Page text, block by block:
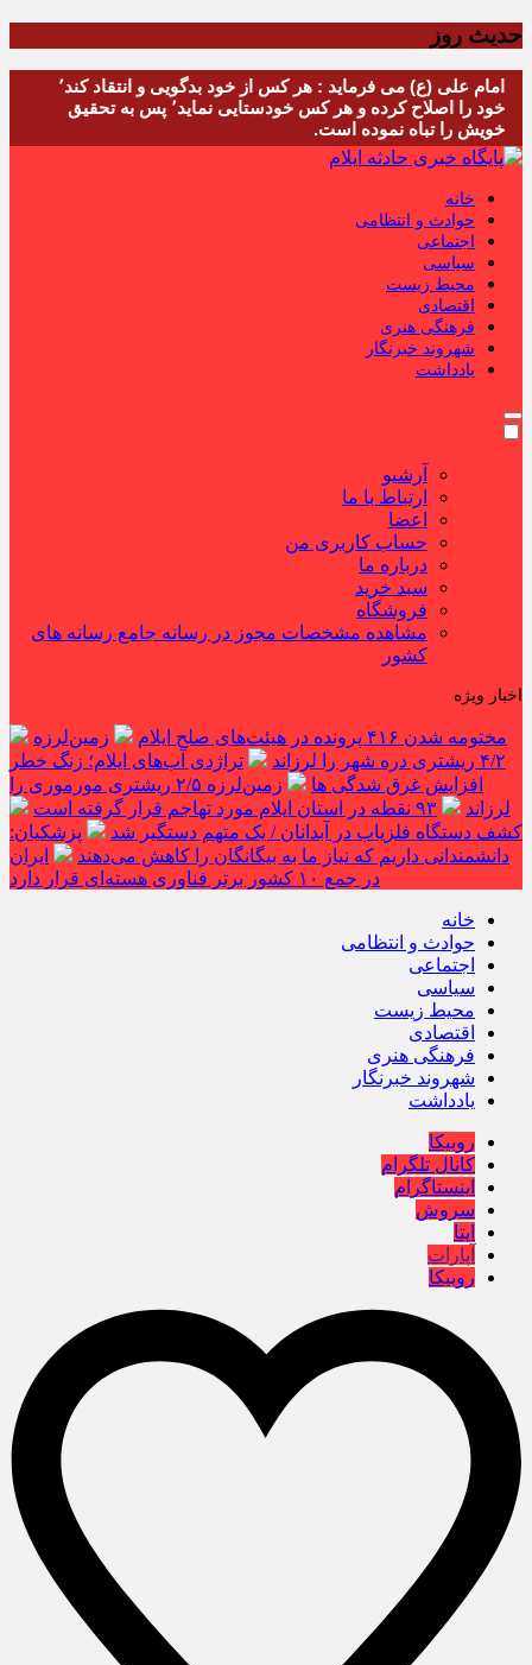
حدیث روز
امام علی (ع) می فرماید : هر کس از خود بدگویی و انتقاد کند٬
خود را اصلاح کرده و هر کس خودستایی نماید٬ پس به تحقیق
خویش را تباه نموده است.
خانه
حوادث و انتظامی
اجتماعی
سیاسی
محیط زیست
اقتصادی
فرهنگی هنری
شهروند خبرنگار
یادداشت
آرشیو
ارتباط با ما
اعضا
حساب کاربری من
درباره ما
سبد خرید
فروشگاه
مشاهده مشخصات مجوز در رسانه جامع رسانه های
کشور
اخبار ویژه
مختومه شدن ۴۱۶ پرونده در هیئت‌های صلح ایلام
زمین‌لرزه
۴/۲ ریشتری دره شهر را لرزاند
تراژدی آب‌های ایلام؛ زنگ خطر
افزایش غرق شدگی ها
زمین‌لرزه ۲/۵ ریشتری مورموری را
لرزاند
۹۳ نقطه در استان ایلام مورد تهاجم قرار گرفته است
کشف دستگاه فلزیاب در آبدانان / یک متهم دستگیر شد
پزشکیان:
دانشمندانی داریم که نیاز ما به بیگانگان را کاهش می‌دهند
ایران
در جمع ۱۰ کشور برتر فناوری هسته‌ای قرار دارد
خانه
حوادث و انتظامی
اجتماعی
سیاسی
محیط زیست
اقتصادی
فرهنگی هنری
شهروند خبرنگار
یادداشت
روبیکا
کانال تلگرام
اینستاگرام
سروش
ایتا
آپارات
روبیکا